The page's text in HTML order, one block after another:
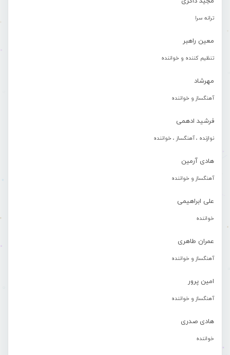
ترانه سرا
معین راهبر
تنظیم کننده و خواننده
مهرشاد
آهنگساز و خواننده
فرشید ادهمی
نوازنده ، آهنگساز ، خواننده
هادی آرمین
آهنگساز و خواننده
علی ابراهیمی
خواننده
عمران طاهری
آهنگساز و خواننده
امین پرور
آهنگساز و خواننده
هادی صدری
خواننده